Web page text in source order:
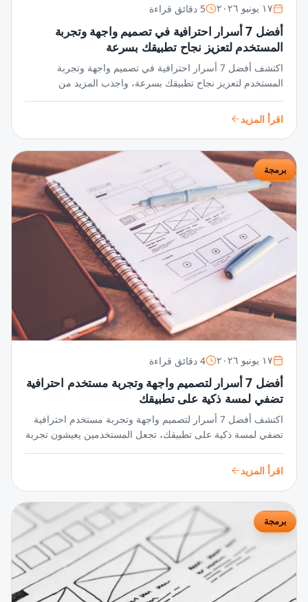
١٧ يونيو ٢٠٢٦ 5 دقائق قراءة
أفضل 7 أسرار احترافية في تصميم واجهة وتجربة
المستخدم لتعزيز نجاح تطبيقك بسرعة
اكتشف أفضل 7 أسرار احترافية في تصميم واجهة وتجربة
المستخدم لتعزيز نجاح تطبيقك بسرعة، واجذب المزيد من
مستمرًا ورضا عالي.
اقرأ المزيد
برمجة
١٧ يونيو ٢٠٢٦ 4 دقائق قراءة
أفضل 7 أسرار لتصميم واجهة وتجربة مستخدم احترافية
تضفي لمسة ذكية على تطبيقك
اكتشف أفضل 7 أسرار لتصميم واجهة وتجربة مستخدم احترافية
تضفي لمسة ذكية على تطبيقك، تجعل المستخدمين يعيشون تجربة
اقرأ المزيد
برمجة